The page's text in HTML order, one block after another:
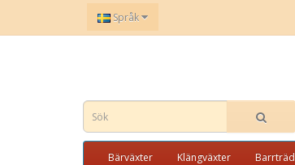
Språk
Bärväxter Klängväxter Barrträd